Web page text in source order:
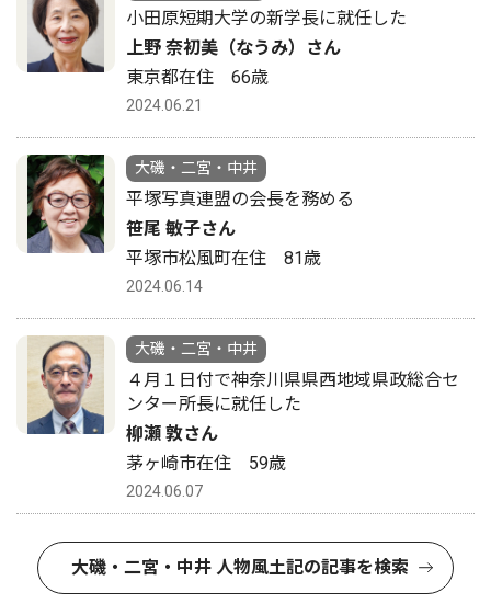
小田原短期大学の新学長に就任した
上野 奈初美（なうみ）さん
東京都在住 66歳
2024.06.21
大磯・二宮・中井
平塚写真連盟の会長を務める
笹尾 敏子さん
平塚市松風町在住 81歳
2024.06.14
大磯・二宮・中井
４月１日付で神奈川県県西地域県政総合セ
ンター所長に就任した
柳瀬 敦さん
茅ヶ崎市在住 59歳
2024.06.07
大磯・二宮・中井 人物風土記の記事を検索